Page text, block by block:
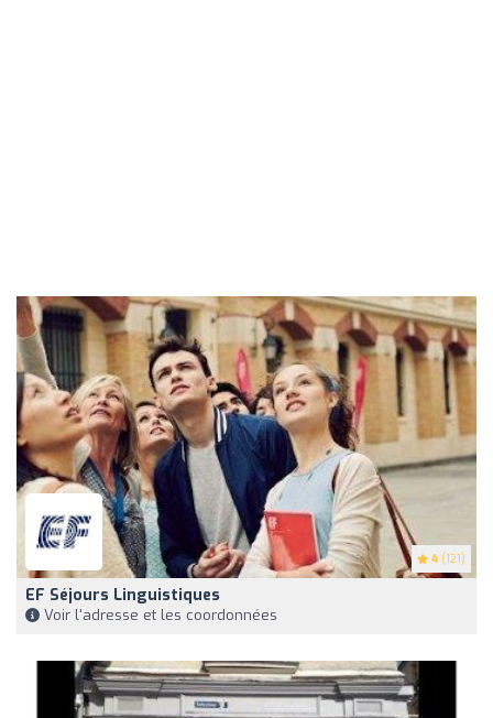
4 (121)
EF Séjours Linguistiques
Voir l'adresse et les coordonnées